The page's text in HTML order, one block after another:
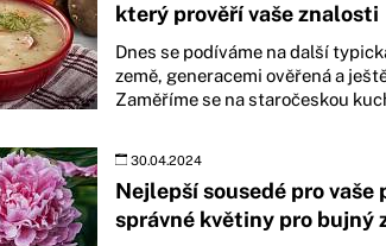
který prověří vaše znalosti
Dnes se podíváme na další
země, generacemi ověřená a
Zaměříme se na staročeskou
30.04.2024
Nejlepší sousedé pro
správné květiny pro bujný